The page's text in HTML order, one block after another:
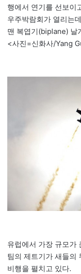
행에서 연기를 선보이
우주박람회가 열리는
맨 복엽기(biplane) 날
<사진=신화사/Yang
유럽에서 가장 규모가
팀의 제트기가 새들의
비행을 펼치고 있다.